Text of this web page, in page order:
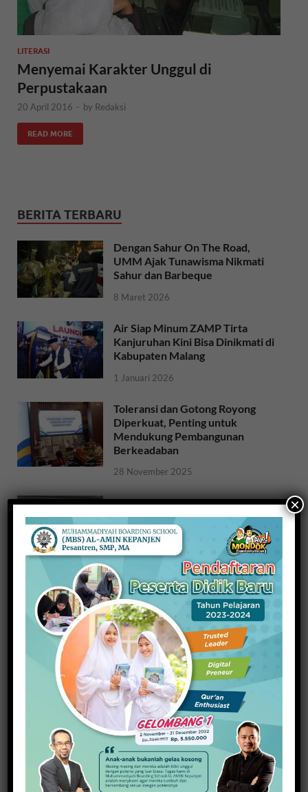
LITERASI
Menyemai Karakter Unggul di
Perpustakaan
20 April 2016 - by Redaksi
READ MORE
BERITA TERBARU
Dengan Sahur On The Road,
UMM Ajak Tunawisma Nikmati
Sahur dan Barbeque
8 Maret 2026
Air Siap Minum ZAMP Tirta
Kanjuruhan Kini Bisa Dinikmati di
Kabupaten Malang
1 Januari 2026
Toleransi dan Gotong Royong
Diperkuat, Penting untuk
Mendukung Pembangunan
Berkeadaban
28 November 2025
Sosialisasi Ideologi dan Sejarah
Bangsa: Meneguhkan Jati Diri
Bangsa untuk NKRI
26 November 2025
Raih Indeks Harmoni Indonesia
dari Mendagri, Kesbangpol
Wujudkan Kampung Harmoni
20 November 2025
×